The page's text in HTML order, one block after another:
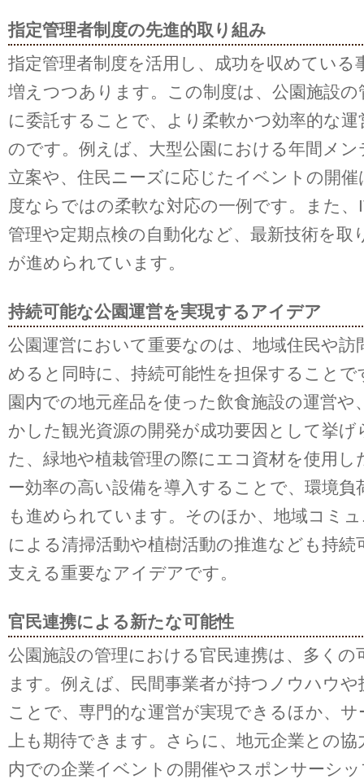
指定管理者制度の先進的取り組み
指定管理者制度を活用し、成功を収めている
増えつつあります。この制度は、公園施設の
に委託することで、より柔軟かつ効率的な
のです。例えば、大型公園における年間メ
立案や、住民ニーズに応じたイベントの開催
度ならではの柔軟な対応の一例です。また
管理や定期点検の自動化など、最新技術を取
が進められています。
持続可能な公園運営を実現するアイデア
公園運営において重要なのは、地域住民や訪
めると同時に、持続可能性を担保することで
園内での地元産品を使った飲食施設の運営や
かした観光資源の開発が成功要因として挙げ
た、緑地や植栽管理の際にエコ資材を使用し
ー効率の高い設備を導入することで、環境負
も進められています。そのほか、地域コミ
による清掃活動や植樹活動の推進なども持続
支える重要なアイデアです。
官民連携による新たな可能性
公園施設の管理における官民連携は、多くの
ます。例えば、民間事業者が持つノウハウ
ことで、専門的な運営が実現できるほか、
上も期待できます。さらに、地元企業との
内での企業イベントの開催やスポンサーシ